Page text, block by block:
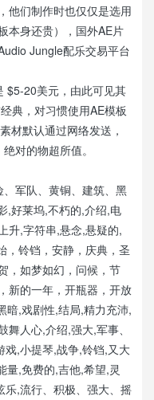
他们制作时也仅仅是选用
本身还贵），国外AE片
Jungle配乐交易平台
$5-20美元，由此可见其
典，对习惯使用AE模板
材默认通过网络发送，
对的物超所值。
军队、黄铜、建筑、黑
,好莱坞,不朽的,介绍,电
升,字符串,悬念,悬疑的,
，铃铛，安静，庆典，圣
，如梦如幻，问候，节
新的一年，开瓶器，开放
暗,戏剧性,结局,精力充沛,
人心,介绍,强大,军事、
,小提琴,战争,铃铛,又大
量,免费的,吉他,希望,灵
,流行、积极、强大、摇